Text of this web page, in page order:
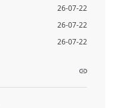
26-07-22
26-07-22
26-07-22